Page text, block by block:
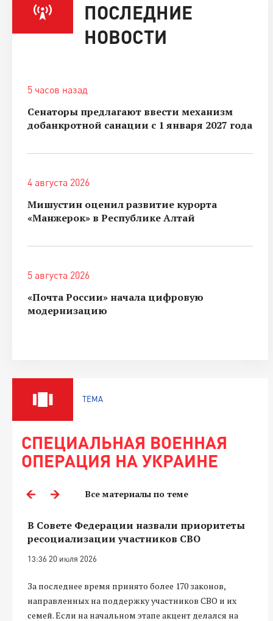
ПОСЛЕДНИЕ
НОВОСТИ
5 часов назад
Сенаторы предлагают ввести механизм
добанкротной санации с 1 января 2027 года
4 августа 2026
Мишустин оценил развитие курорта
«Манжерок» в Республике Алтай
5 августа 2026
«Почта России» начала цифровую
модернизацию
ТЕМА
СПЕЦИАЛЬНАЯ ВОЕННАЯ
ОПЕРАЦИЯ НА УКРАИНЕ
Все материалы по теме
В Совете Федерации назвали приоритеты
ресоциализации участников СВО
13:36 20 июля 2026
За последнее время принято более 170 законов,
направленных на поддержку участников СВО и их
семей. Если на начальном этапе акцент делался на